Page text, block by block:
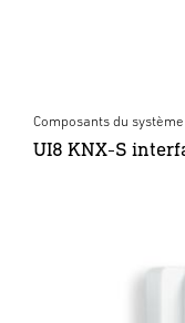
Composants du
UI8 KNX-S